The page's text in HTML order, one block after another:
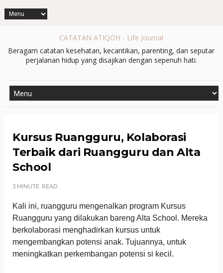
CATATAN ATIQOH - Life Journal
Beragam catatan kesehatan, kecantikan, parenting, dan seputar
perjalanan hidup yang disajikan dengan sepenuh hati.
Kursus Ruangguru, Kolaborasi
Terbaik dari Ruangguru dan Alta
School
3 MINUTE READ
Kali ini, ruangguru mengenalkan program Kursus
Ruangguru yang dilakukan bareng Alta School. Mereka
berkolaborasi menghadirkan kursus untuk
mengembangkan potensi anak. Tujuannya, untuk
meningkatkan perkembangan potensi si kecil.